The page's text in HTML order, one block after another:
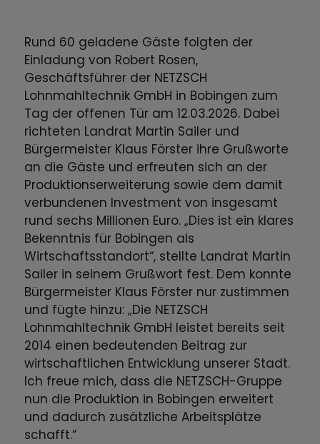
Rund 60 geladene Gäste folgten der
Einladung von Robert Rosen,
Geschäftsführer der NETZSCH
Lohnmahltechnik GmbH in Bobingen zum
Tag der offenen Tür am 12.03.2026. Dabei
richteten Landrat Martin Sailer und
Bürgermeister Klaus Förster ihre Grußworte
an die Gäste und erfreuten sich an der
Produktionserweiterung sowie dem damit
verbundenen Investment von insgesamt
rund sechs Millionen Euro. „Dies ist ein klares
Bekenntnis für Bobingen als
Wirtschaftsstandort“, stellte Landrat Martin
Sailer in seinem Grußwort fest. Dem konnte
Bürgermeister Klaus Förster nur zustimmen
und fügte hinzu: „Die NETZSCH
Lohnmahltechnik GmbH leistet bereits seit
2014 einen bedeutenden Beitrag zur
wirtschaftlichen Entwicklung unserer Stadt.
Ich freue mich, dass die NETZSCH-Gruppe
nun die Produktion in Bobingen erweitert
und dadurch zusätzliche Arbeitsplätze
schafft.“